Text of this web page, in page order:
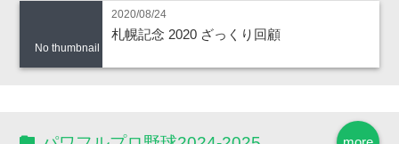
No thumbnail
2020/08/24
札幌記念 2020 ざっくり回顧